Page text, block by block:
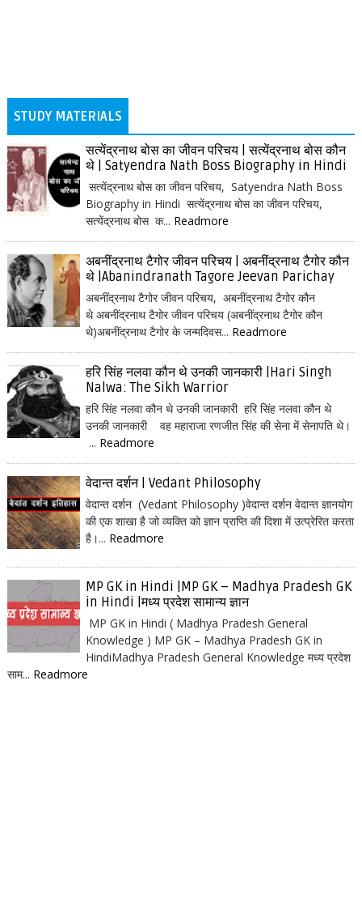
STUDY MATERIALS
सत्येंद्रनाथ बोस का जीवन परिचय | सत्येंद्रनाथ बोस कौन
थे | Satyendra Nath Boss Biography in Hindi
सत्येंद्रनाथ बोस का जीवन परिचय, Satyendra Nath Boss
Biography in Hindi सत्येंद्रनाथ बोस का जीवन परिचय,
सत्येंद्रनाथ बोस क... Readmore
अबनींद्रनाथ टैगोर जीवन परिचय | अबनींद्रनाथ टैगोर कौन
थे |Abanindranath Tagore Jeevan Parichay
अबनींद्रनाथ टैगोर जीवन परिचय, अबनींद्रनाथ टैगोर कौन
थे अबनींद्रनाथ टैगोर जीवन परिचय (अबनींद्रनाथ टैगोर कौन
थे)अबनींद्रनाथ टैगोर के जन्मदिवस... Readmore
हरि सिंह नलवा कौन थे उनकी जानकारी |Hari Singh
Nalwa: The Sikh Warrior
हरि सिंह नलवा कौन थे उनकी जानकारी हरि सिंह नलवा कौन थे
उनकी जानकारी वह महाराजा रणजीत सिंह की सेना में सेनापति थे।
... Readmore
वेदान्त दर्शन | Vedant Philosophy
वेदान्त दर्शन (Vedant Philosophy )वेदान्त दर्शन वेदान्त ज्ञानयोग
की एक शाखा है जो व्यक्ति को ज्ञान प्राप्ति की दिशा में उत्प्रेरित करता
है।... Readmore
MP GK in Hindi |MP GK – Madhya Pradesh GK
in Hindi |मध्य प्रदेश सामान्य ज्ञान
MP GK in Hindi ( Madhya Pradesh General
Knowledge ) MP GK – Madhya Pradesh GK in
HindiMadhya Pradesh General Knowledge मध्य प्रदेश
साम... Readmore